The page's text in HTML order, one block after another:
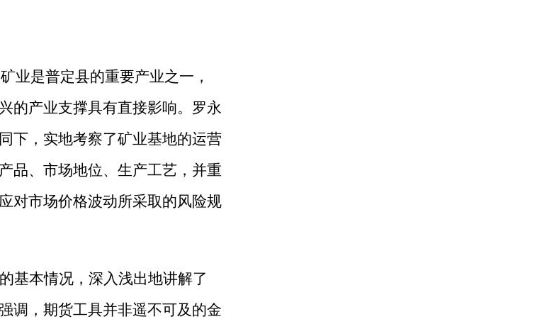
业是普定县的重要产业之一，
的产业支撑具有直接影响。罗永
下，实地考察了矿业基地的运营
品、市场地位、生产工艺，并重
对市场价格波动所采取的风险规
基本情况，深入浅出地讲解了
调，期货工具并非遥不可及的金